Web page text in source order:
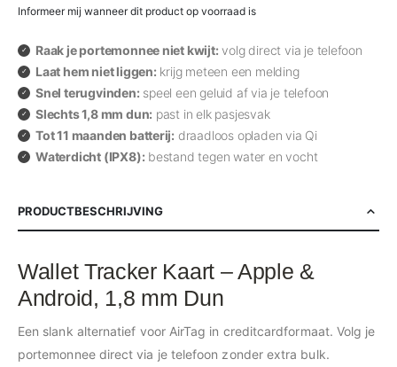
Informeer mij wanneer dit product op voorraad is
Raak je portemonnee niet kwijt: volg direct via je telefoon
Laat hem niet liggen: krijg meteen een melding
Snel terugvinden: speel een geluid af via je telefoon
Slechts 1,8 mm dun: past in elk pasjesvak
Tot 11 maanden batterij: draadloos opladen via Qi
Waterdicht (IPX8): bestand tegen water en vocht
PRODUCTBESCHRIJVING
Wallet Tracker Kaart – Apple &
Android, 1,8 mm Dun
Een slank alternatief voor AirTag in creditcardformaat. Volg je
portemonnee direct via je telefoon zonder extra bulk.